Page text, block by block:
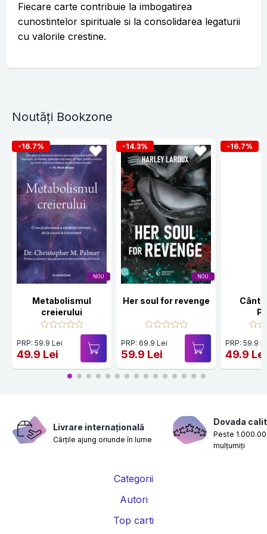
Fiecare carte contribuie la imbogatirea
cunostintelor spirituale si la consolidarea legaturii
cu valorile crestine.
Noutăți Bookzone
NOU
-16.7%
Metabolismul
creierului
PRP: 59.9 Lei
49.9 Lei
NOU
-14.3%
Her soul for revenge
PRP: 69.9 Lei
59.9 Lei
-16.7%
PRP: 59.9
49.9 Lei
Livrare internațională
Cărțile ajung oriunde în lume
Dovada
Peste
mulțumiți
Categorii
Autori
Top carti